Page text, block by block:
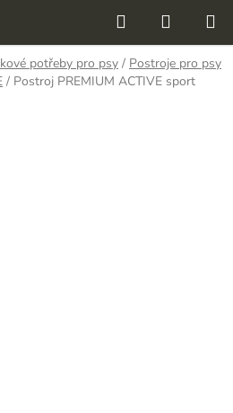
Hledat
KOŠÍK
potřeby pro psy / Postroje pro psy
/ Postroj PREMIUM ACTIVE sport